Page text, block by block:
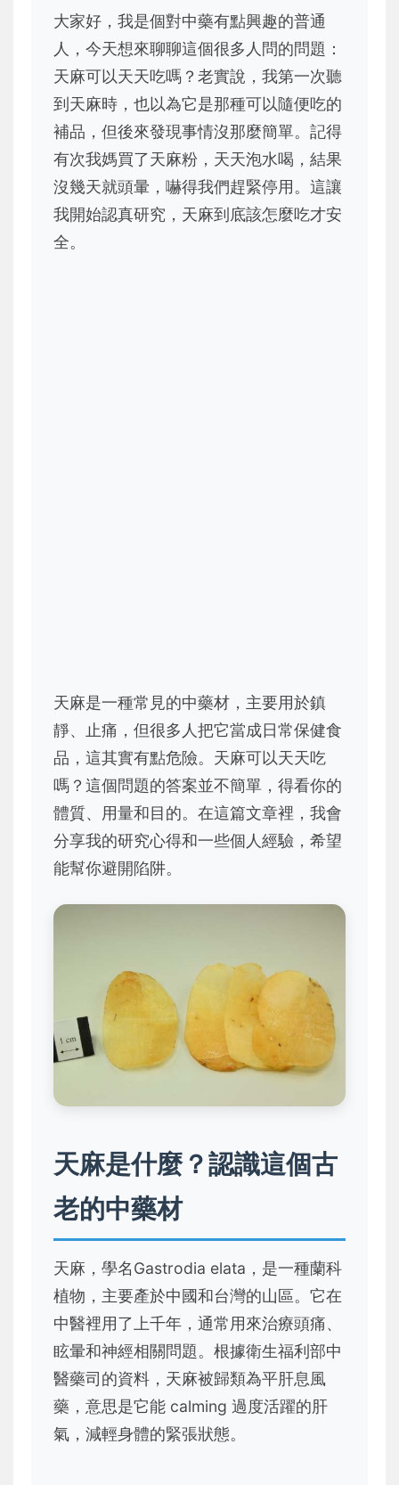
大家好，我是個對中藥有點興趣的普通
人，今天想來聊聊這個很多人問的問題：
天麻可以天天吃嗎？老實說，我第一次聽
到天麻時，也以為它是那種可以隨便吃的
補品，但後來發現事情沒那麼簡單。記得
有次我媽買了天麻粉，天天泡水喝，結果
沒幾天就頭暈，嚇得我們趕緊停用。這讓
我開始認真研究，天麻到底該怎麼吃才安
全。
天麻是一種常見的中藥材，主要用於鎮
靜、止痛，但很多人把它當成日常保健食
品，這其實有點危險。天麻可以天天吃
嗎？這個問題的答案並不簡單，得看你的
體質、用量和目的。在這篇文章裡，我會
分享我的研究心得和一些個人經驗，希望
能幫你避開陷阱。
天麻是什麼？認識這個古
老的中藥材
天麻，學名Gastrodia elata，是一種蘭科
植物，主要產於中國和台灣的山區。它在
中醫裡用了上千年，通常用來治療頭痛、
眩暈和神經相關問題。根據衛生福利部中
醫藥司的資料，天麻被歸類為平肝息風
藥，意思是它能 calming 過度活躍的肝
氣，減輕身體的緊張狀態。